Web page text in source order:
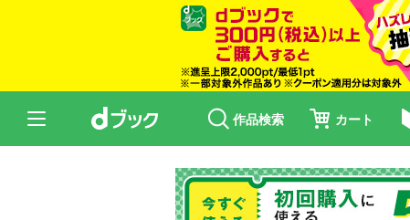
作品検索 カート